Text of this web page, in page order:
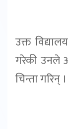
उक्त
गरेकी उनले
चिन्ता गरिन् ।